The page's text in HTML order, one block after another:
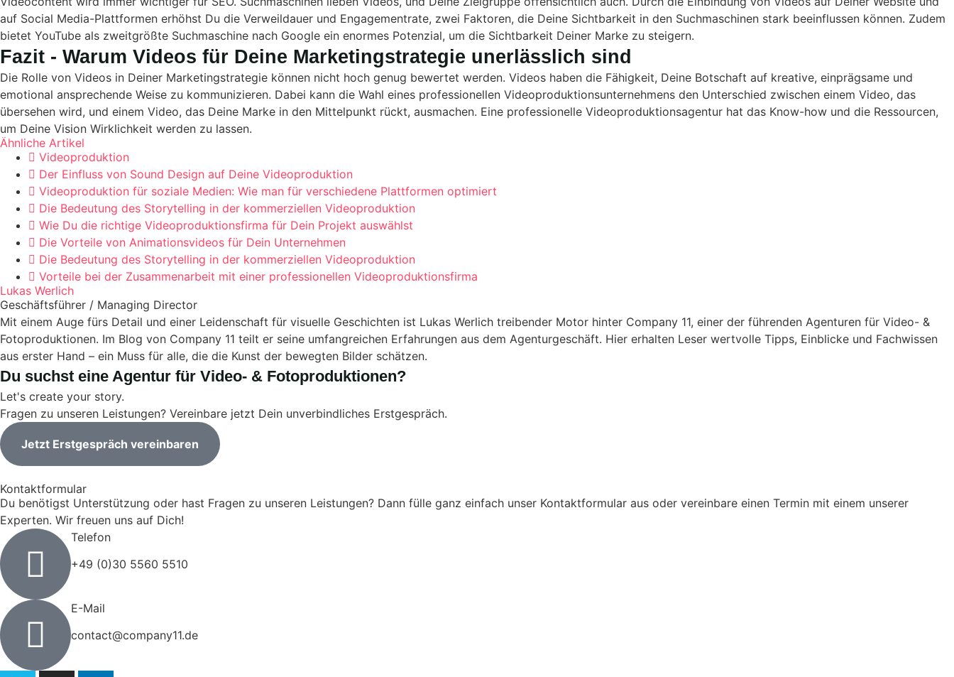
auf Social Media-Plattformen erhöhst Du die Verweildauer und Engagementrate, zwei Faktoren, die Deine Sichtbarkeit in den Suchmaschinen stark beeinflussen können. Zudem
bietet YouTube als zweitgrößte Suchmaschine nach Google ein enormes Potenzial, um die Sichtbarkeit Deiner Marke zu steigern.
Fazit - Warum Videos für Deine Marketingstrategie unerlässlich sind
Die Rolle von Videos in Deiner Marketingstrategie können nicht hoch genug bewertet werden. Videos haben die Fähigkeit, Deine Botschaft auf kreative, einprägsame und
emotional ansprechende Weise zu kommunizieren. Dabei kann die Wahl eines professionellen Videoproduktionsunternehmens den Unterschied zwischen einem Video, das
übersehen wird, und einem Video, das Deine Marke in den Mittelpunkt rückt, ausmachen. Eine professionelle Videoproduktionsagentur hat das Know-how und die Ressourcen,
um Deine Vision Wirklichkeit werden zu lassen.
Ähnliche Artikel
Videoproduktion
Der Einfluss von Sound Design auf Deine Videoproduktion
Videoproduktion für soziale Medien: Wie man für verschiedene Plattformen optimiert
Die Bedeutung des Storytelling in der kommerziellen Videoproduktion
Wie Du die richtige Videoproduktionsfirma für Dein Projekt auswählst
Die Vorteile von Animationsvideos für Dein Unternehmen
Die Bedeutung des Storytelling in der kommerziellen Videoproduktion
Vorteile bei der Zusammenarbeit mit einer professionellen Videoproduktionsfirma
Lukas Werlich
Geschäftsführer / Managing Director
Mit einem Auge fürs Detail und einer Leidenschaft für visuelle Geschichten ist Lukas Werlich treibender Motor hinter Company 11, einer der führenden Agenturen für Video- &
Fotoproduktionen. Im Blog von Company 11 teilt er seine umfangreichen Erfahrungen aus dem Agenturgeschäft. Hier erhalten Leser wertvolle Tipps, Einblicke und Fachwissen
aus erster Hand – ein Muss für alle, die die Kunst der bewegten Bilder schätzen.
Du suchst eine Agentur für Video- & Fotoproduktionen?
Let's create your story.
Fragen zu unseren Leistungen? Vereinbare jetzt Dein unverbindliches Erstgespräch.
Jetzt Erstgespräch vereinbaren
Kontaktformular
Du benötigst Unterstützung oder hast Fragen zu unseren Leistungen? Dann fülle ganz einfach unser Kontaktformular aus oder vereinbare einen Termin mit einem unserer
Experten. Wir freuen uns auf Dich!
Telefon
+49 (0)30 5560 5510
E-Mail
contact@company11.de